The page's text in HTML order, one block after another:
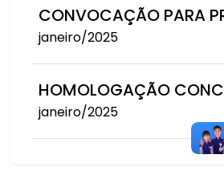
CONVOCAÇÃO PARA
janeiro/2025
HOMOLOGAÇÃO
janeiro/2025